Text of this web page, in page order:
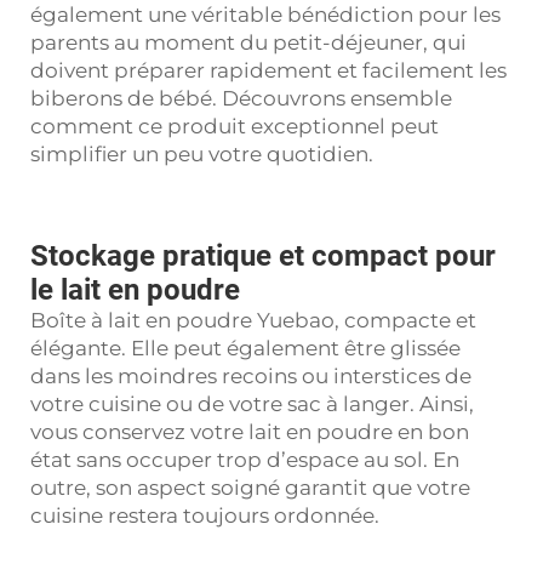
également une véritable bénédiction pour les
parents au moment du petit-déjeuner, qui
doivent préparer rapidement et facilement les
biberons de bébé. Découvrons ensemble
comment ce produit exceptionnel peut
simplifier un peu votre quotidien.
Stockage pratique et compact pour
le lait en poudre
Boîte à lait en poudre Yuebao, compacte et
élégante. Elle peut également être glissée
dans les moindres recoins ou interstices de
votre cuisine ou de votre sac à langer. Ainsi,
vous conservez votre lait en poudre en bon
état sans occuper trop d’espace au sol. En
outre, son aspect soigné garantit que votre
cuisine restera toujours ordonnée.